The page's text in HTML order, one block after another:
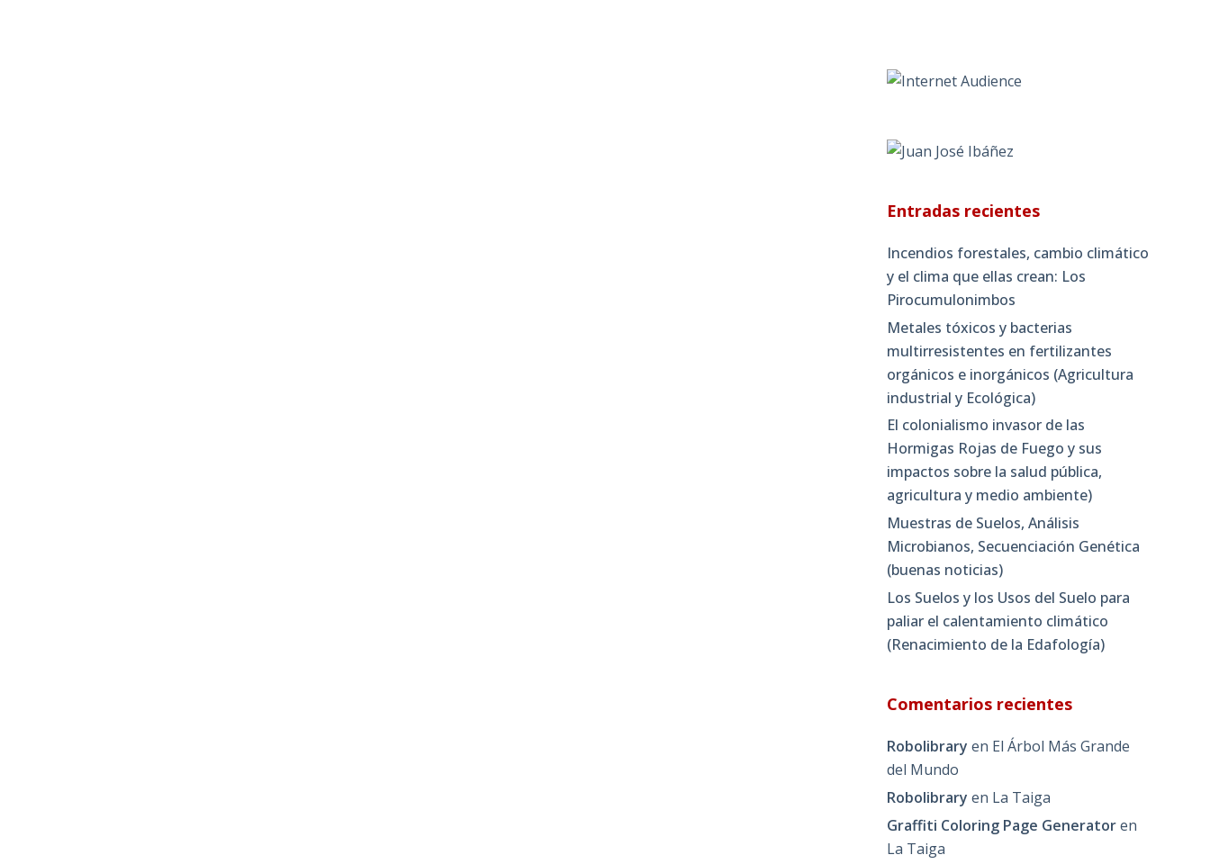
Entradas recientes
Incendios forestales, cambio climático
y el clima que ellas crean: Los
Pirocumulonimbos
Metales tóxicos y bacterias
multirresistentes en fertilizantes
orgánicos e inorgánicos (Agricultura
industrial y Ecológica)
El colonialismo invasor de las
Hormigas Rojas de Fuego y sus
impactos sobre la salud pública,
agricultura y medio ambiente)
Muestras de Suelos, Análisis
Microbianos, Secuenciación Genética
(buenas noticias)
Los Suelos y los Usos del Suelo para
paliar el calentamiento climático
(Renacimiento de la Edafología)
Comentarios recientes
Robolibrary en El Árbol Más Grande
del Mundo
Robolibrary en La Taiga
Graffiti Coloring Page Generatoren
La Taiga